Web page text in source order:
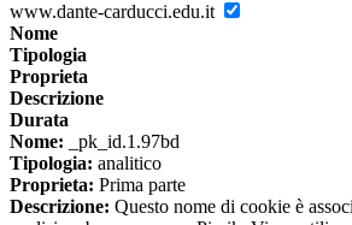
www.dante-carducci.edu.it
Nome
Tipologia
Proprieta
Descrizione
Durata
Nome: _pk_id.1.97bd
Tipologia: analitico
Proprieta: Prima parte
Descrizione: Questo nome di cookie è